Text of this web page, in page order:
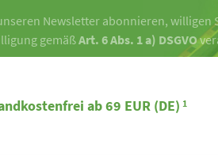
Newsletter abonnieren, willigen
gemäßArt. 6 Abs. 1 a) DSGVO
ab 69 EUR (DE) 1